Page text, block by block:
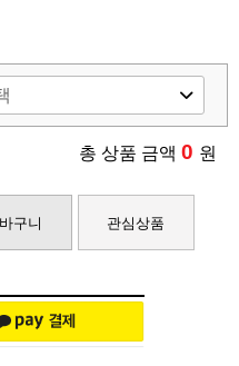
총 상품 금액 0 원
구니 관심상품